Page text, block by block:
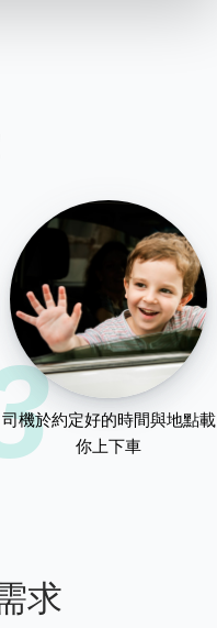
司機於約定好的時間與地點載
你上下車
求